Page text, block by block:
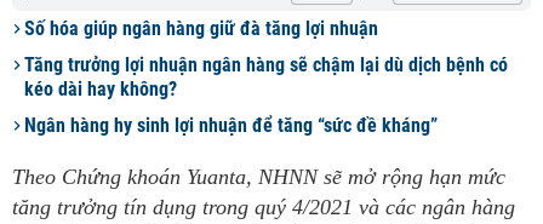
Số hóa giúp ngân hàng giữ đà tăng lợi nhuận
Tăng trưởng lợi nhuận ngân hàng sẽ chậm lại dù dịch bệnh có
kéo dài hay không?
Ngân hàng hy sinh lợi nhuận để tăng “sức đề kháng”
Theo Chứng khoán Yuanta, NHNN sẽ mở rộng hạn mức
tăng trưởng tín dụng trong quý 4/2021 và các ngân hàng